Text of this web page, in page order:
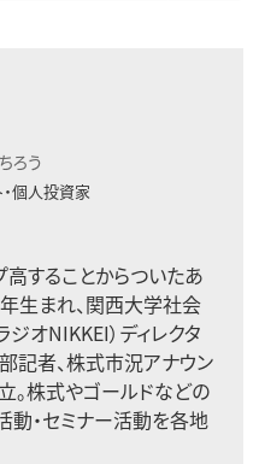
ろう
個人投資家
することからついたあ
年生まれ、関西大学社会
ジオNIKKEI）ディレクタ
記者、株式市況アナウン
。株式やゴールドなどの
動・セミナー活動を各地